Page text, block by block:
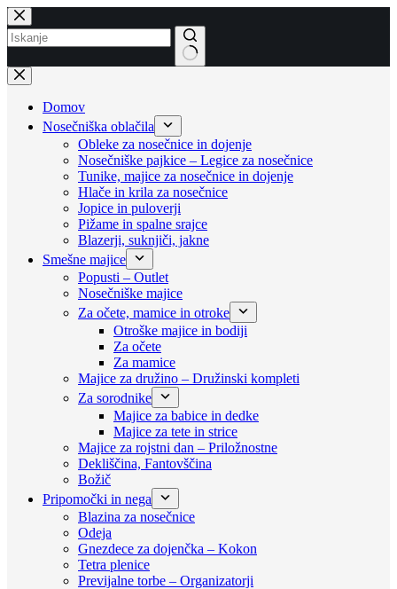
Skip
to
content
No
results
Domov
Nosečniška oblačila
Obleke za nosečnice in dojenje
Nosečniške pajkice – Legice za nosečnice
Tunike, majice za nosečnice in dojenje
Hlače in krila za nosečnice
Jopice in puloverji
Pižame in spalne srajce
Blazerji, suknjiči, jakne
Smešne majice
Popusti – Outlet
Nosečniške majice
Za očete, mamice in otroke
Otroške majice in bodiji
Za očete
Za mamice
Majice za družino – Družinski kompleti
Za sorodnike
Majice za babice in dedke
Majice za tete in strice
Majice za rojstni dan – Priložnostne
Dekliščina, Fantovščina
Božič
Pripomočki in nega
Blazina za nosečnice
Odeja
Gnezdece za dojenčka – Kokon
Tetra plenice
Previjalne torbe – Organizatorji